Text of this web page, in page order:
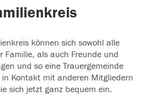
können sich sowohl alle
Familie, als auch Freunde und
und so eine Trauergemeinde
in Kontakt mit anderen Mitgliedern
sich jetzt ganz bequem ein.